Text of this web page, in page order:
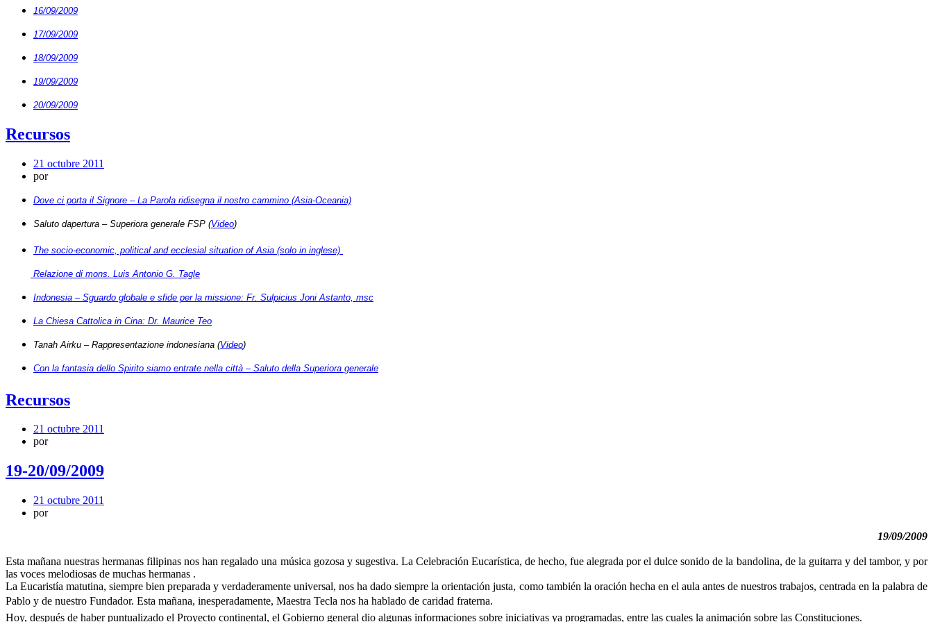
16/09/2009
17/09/2009
18/09/2009
19/09/2009
20/09/2009
Recursos
21 octubre 2011
por
Dove ci porta il Signore – La Parola ridisegna il nostro cammino (Asia-Oceania)
Saluto dapertura – Superiora generale FSP (Video)
The socio-economic, political and ecclesial situation of Asia (solo in inglese)
Relazione di mons. Luis Antonio G. Tagle
Indonesia – Sguardo globale e sfide per la missione: Fr. Sulpicius Joni Astanto, msc
La Chiesa Cattolica in Cina: Dr. Maurice Teo
Tanah Airku – Rappresentazione indonesiana (Video)
Con la fantasia dello Spirito siamo entrate nella città – Saluto della Superiora generale
Recursos
21 octubre 2011
por
19-20/09/2009
21 octubre 2011
por
19/09/2009
Esta mañana nuestras hermanas filipinas nos han regalado una música gozosa y sugestiva. La Celebración Eucarística, de hecho, fue alegrada por el dulce sonido de la bandolina, de la guitarra y del tambor, y por
las voces melodiosas de muchas hermanas .
La Eucaristía matutina, siempre bien preparada y verdaderamente universal, nos ha dado siempre la orientación justa, como también la oración hecha en el aula antes de nuestros trabajos, centrada en la palabra de
Pablo y de nuestro Fundador. Esta mañana, inesperadamente, Maestra Tecla nos ha hablado de caridad fraterna.
Hoy, después de haber puntualizado el Proyecto continental, el Gobierno general dio algunas informaciones sobre iniciativas ya programadas, entre las cuales la animación sobre las Constituciones.